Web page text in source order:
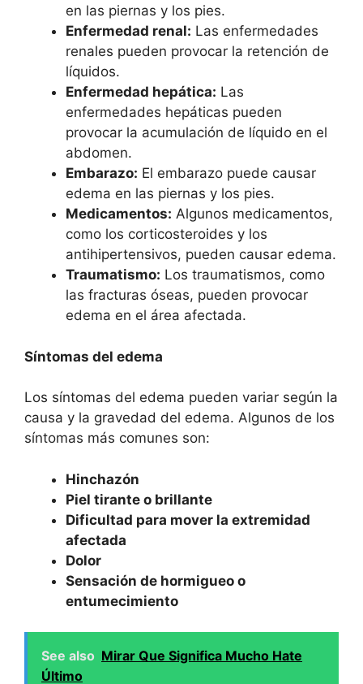
en las piernas y los pies.
Enfermedad renal: Las enfermedades
renales pueden provocar la retención de
líquidos.
Enfermedad hepática: Las
enfermedades hepáticas pueden
provocar la acumulación de líquido en el
abdomen.
Embarazo: El embarazo puede causar
edema en las piernas y los pies.
Medicamentos: Algunos medicamentos,
como los corticosteroides y los
antihipertensivos, pueden causar edema.
Traumatismo: Los traumatismos, como
las fracturas óseas, pueden provocar
edema en el área afectada.
Síntomas del edema
Los síntomas del edema pueden variar según la
causa y la gravedad del edema. Algunos de los
síntomas más comunes son:
Hinchazón
Piel tirante o brillante
Dificultad para mover la extremidad
afectada
Dolor
Sensación de hormigueo o
entumecimiento
See also Mirar Que Significa Mucho Hate
Último